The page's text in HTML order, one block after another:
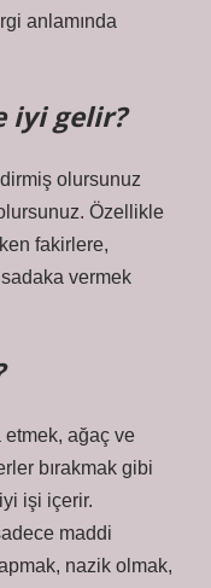
anlamında
iyi gelir?
olursunuz
olursunuz. Özellikle
fakirlere,
vermek
ağaç ve
bırakmak gibi
işi içerir.
maddi
nazik olmak,